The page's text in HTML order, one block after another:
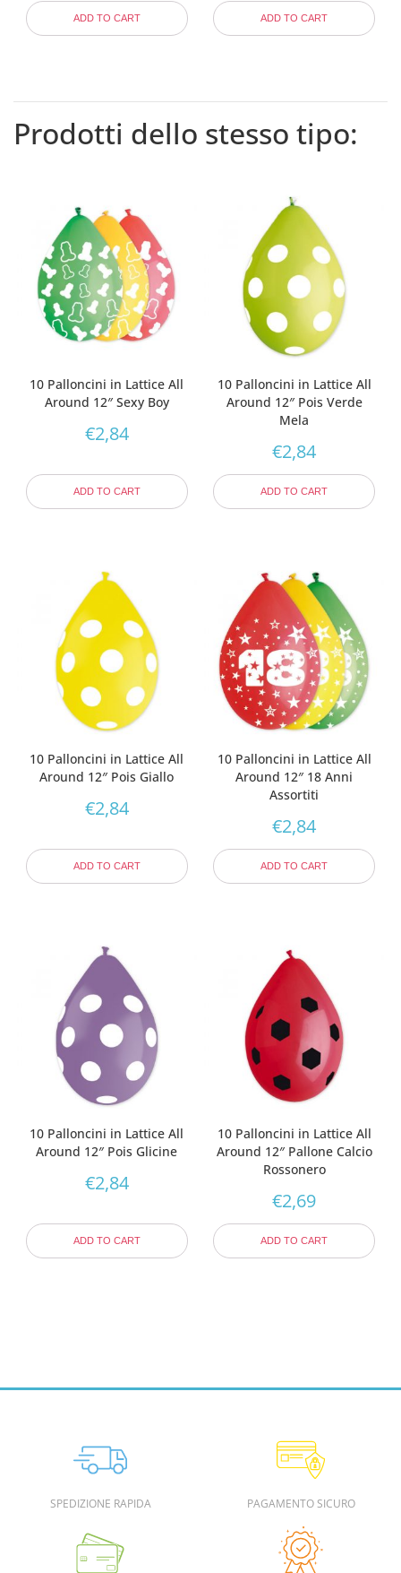
ADD TO CART ADD TO CART
Prodotti dello stesso tipo:
10 Palloncini in Lattice All
Around 12″ Sexy Boy
€2,84
ADD TO CART
10 Palloncini in Lattice All
Around 12″ Pois Verde
Mela
€2,84
ADD TO CART
10 Palloncini in Lattice All
Around 12″ Pois Giallo
€2,84
ADD TO CART
10 Palloncini in Lattice All
Around 12″ 18 Anni
Assortiti
€2,84
ADD TO CART
10 Palloncini in Lattice All
Around 12″ Pois Glicine
€2,84
ADD TO CART
10 Palloncini in Lattice All
Around 12″ Pallone Calcio
Rossonero
€2,69
ADD TO CART
SPEDIZIONE RAPIDA PAGAMENTO SICURO